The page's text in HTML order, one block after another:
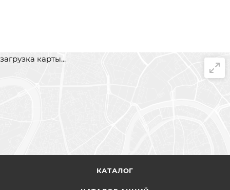
загрузка карты...
КАТАЛОГ